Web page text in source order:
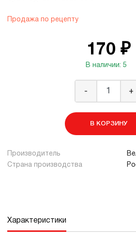
Продажа по рецепту
170 ₽
В наличии: 5
- +
В КОРЗИНУ
Производитель
Страна производства
Характеристики